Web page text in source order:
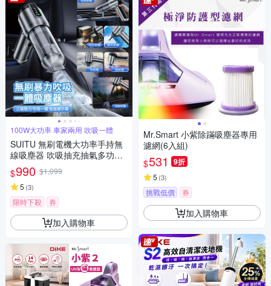
100W大功率 車家兩用 吹吸一體
SUITU 無刷電機大功率手持無
線吸塵器 吹吸抽充抽氣多功能
除塵器 數顯車載吹塵器 車家寵
三用
$990 $1,099
5 (3)
限時下殺 券
加入購物車
Mr.Smart 小紫除蹣吸塵器專用
濾網(6入組)
$531 9折
5 (3)
挑戰低價 券
加入購物車